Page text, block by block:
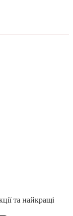
та найкращі